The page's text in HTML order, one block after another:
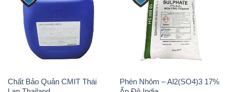
Chất Bảo Quản CMIT Thái
Phèn Nhôm – Al2(SO4)3 17%